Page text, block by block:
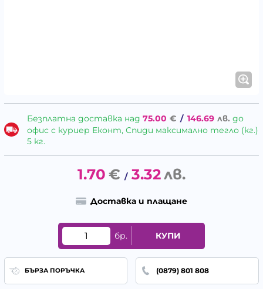
Безплатна доставка над 75.00 € / 146.69 лв. до
офис с куриер Еконт, Спиди максимално тегло (кг.)
5 кг.
1.70 € / 3.32лв.
Доставка и плащане
бр. КУПИ
БЪРЗА ПОРЪЧКА (0879) 801 808